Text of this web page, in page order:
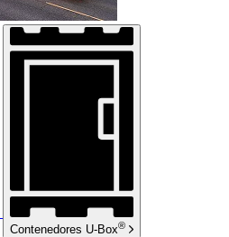
Contenedores U-Box®